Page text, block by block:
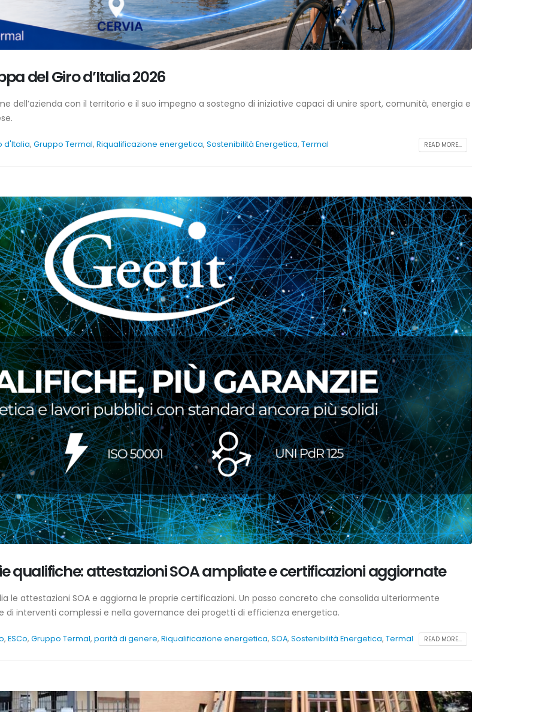
del Giro d’Italia 2026
dell’azienda con il territorio e il suo impegno a sostegno di iniziative capaci di unire sport, comunità, energia e
d'Italia,Gruppo Termal,Riqualificazione energetica,Sostenibilità Energetica,Termal READ MORE...
qualifiche: attestazioni SOA ampliate e certificazioni aggiornate
le attestazioni SOA e aggiorna le proprie certificazioni. Un passo concreto che consolida ulteriormente
di interventi complessi e nella governance dei progetti di efficienza energetica.
,ESCo,Gruppo Termal,parità di genere,Riqualificazione energetica,SOA,Sostenibilità Energetica,Termal READ MORE...